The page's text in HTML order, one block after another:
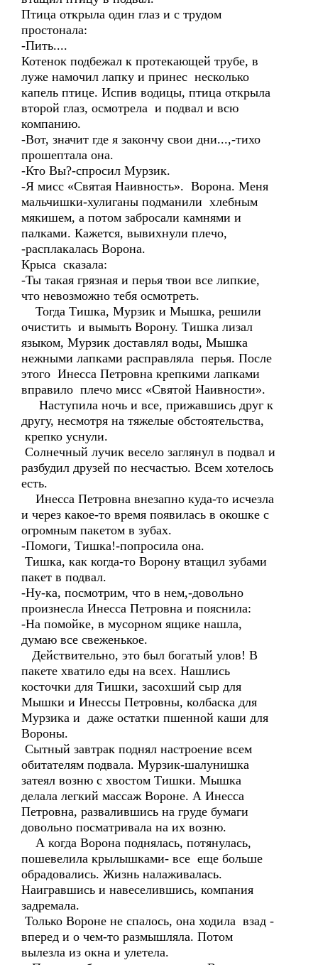
Птица открыла один глаз и с трудом
простонала:
-Пить....
Котенок подбежал к протекающей трубе, в
луже намочил лапку и принес несколько
капель птице. Испив водицы, птица открыла
второй глаз, осмотрела и подвал и всю
компанию.
-Вот, значит где я закончу свои дни...,-тихо
прошептала она.
-Кто Вы?-спросил Мурзик.
-Я мисс «Святая Наивность». Ворона. Меня
мальчишки-хулиганы подманили хлебным
мякишем, а потом забросали камнями и
палками. Кажется, вывихнули плечо,
-расплакалась Ворона.
Крыса сказала:
-Ты такая грязная и перья твои все липкие,
что невозможно тебя осмотреть.
Тогда Тишка, Мурзик и Мышка, решили
очистить и вымыть Ворону. Тишка лизал
языком, Мурзик доставлял воды, Мышка
нежными лапками расправляла перья. После
этого Инесса Петровна крепкими лапками
вправило плечо мисс «Святой Наивности».
Наступила ночь и все, прижавшись друг к
другу, несмотря на тяжелые обстоятельства,
крепко уснули.
Солнечный лучик весело заглянул в подвал и
разбудил друзей по несчастью. Всем хотелось
есть.
Инесса Петровна внезапно куда-то исчезла
и через какое-то время появилась в окошке с
огромным пакетом в зубах.
-Помоги, Тишка!-попросила она.
Тишка, как когда-то Ворону втащил зубами
пакет в подвал.
-Ну-ка, посмотрим, что в нем,-довольно
произнесла Инесса Петровна и пояснила:
-На помойке, в мусорном ящике нашла,
думаю все свеженькое.
Действительно, это был богатый улов! В
пакете хватило еды на всех. Нашлись
косточки для Тишки, засохший сыр для
Мышки и Инессы Петровны, колбаска для
Мурзика и даже остатки пшенной каши для
Вороны.
Сытный завтрак поднял настроение всем
обитателям подвала. Мурзик-шалунишка
затеял возню с хвостом Тишки. Мышка
делала легкий массаж Вороне. А Инесса
Петровна, развалившись на груде бумаги
довольно посматривала на их возню.
А когда Ворона поднялась, потянулась,
пошевелила крылышками- все еще больше
обрадовались. Жизнь налаживалась.
Наигравшись и навеселившись, компания
задремала.
Только Вороне не спалось, она ходила взад -
вперед и о чем-то размышляла. Потом
вылезла из окна и улетела.